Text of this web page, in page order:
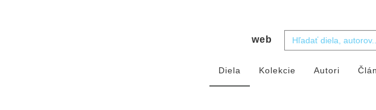
web
Diela Kolekcie Autori